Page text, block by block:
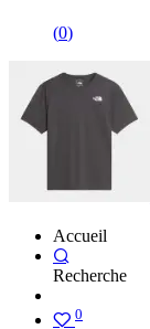
(0)
Accueil
Recherche
0